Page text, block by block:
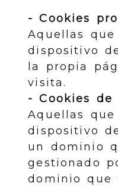
- Cookies
Aquellas que
dispositivo
la propia
visita.
- Cookies de
Aquellas que
dispositivo
un dominio
gestionado
dominio que